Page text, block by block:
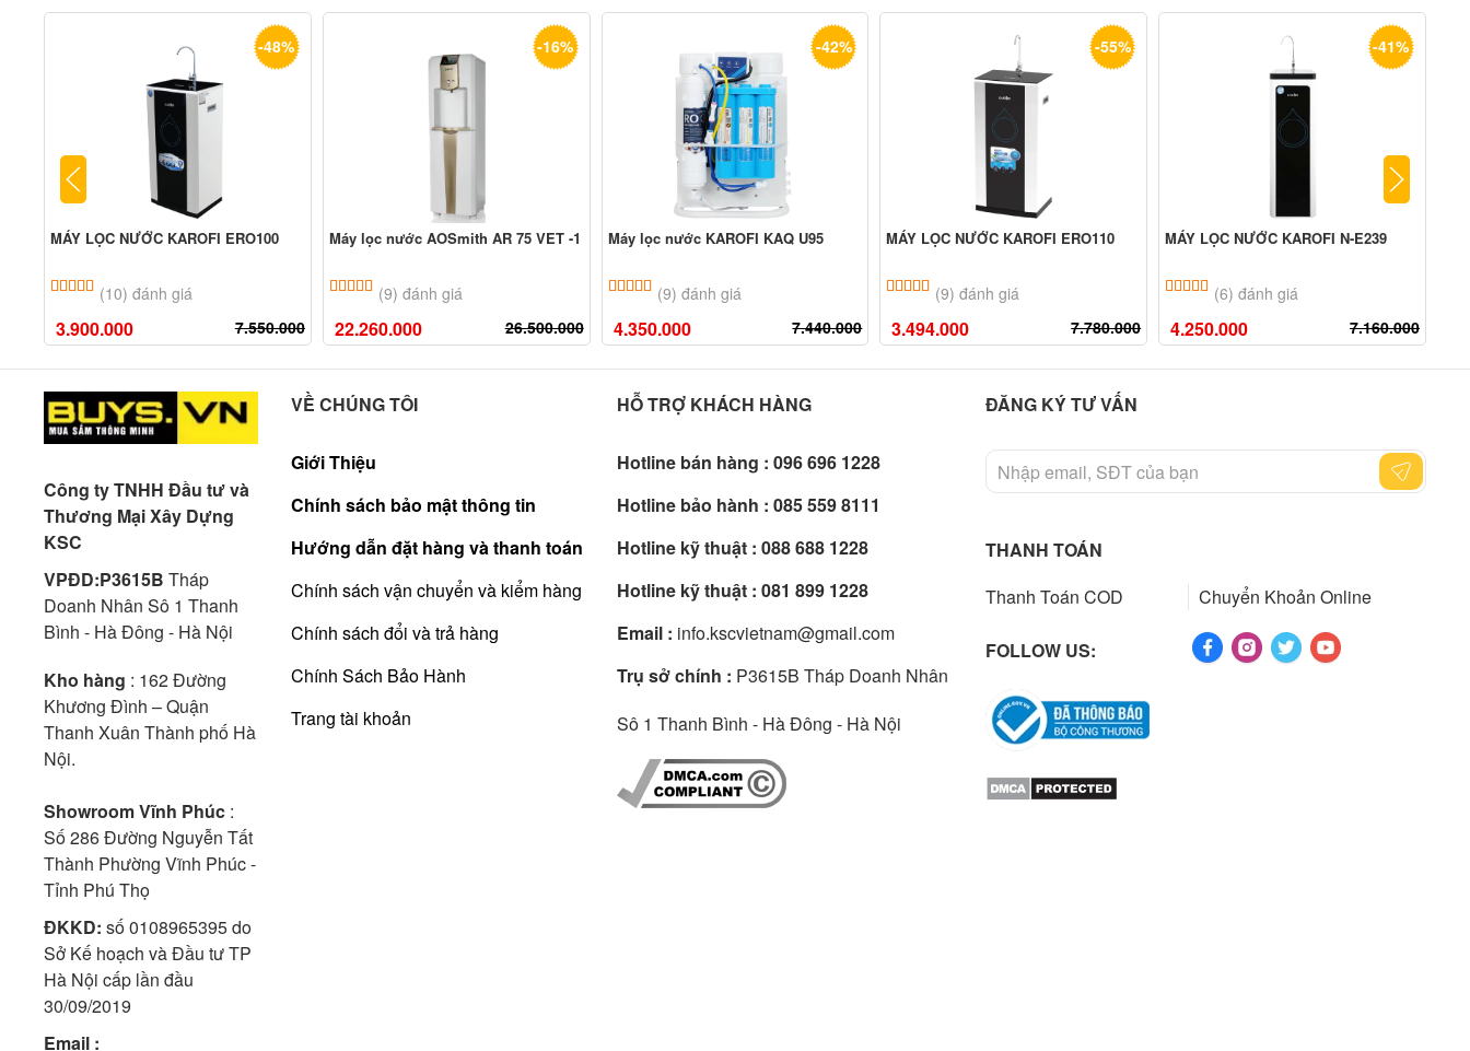
-48%
MÁY LỌC NƯỚC KAROFI ERO100
5.00trên 5 dựa trên
10(10) đánh giá
3.900.000 7.550.000
-16%
Máy lọc nước AOSmith AR 75 VET -1
5.00 trên 5 dựa trên
9 (9) đánh giá
22.260.000 26.500.000
-42%
Máy lọc nước KAROFI KAQ U95
5.00 trên 5 dựa trên
9 (9) đánh giá
4.350.000 7.440.000
-55%
MÁY LỌC NƯỚC KAROFI ERO110
5.00 trên 5 dựa trên
9(9) đánh giá
3.494.000 7.780.000
-41%
MÁY LỌC NƯỚC KAROFI N-E239
5.00 trên 5 dựa trên
6(6) đánh giá
4.250.000 7.160.000
Công ty TNHH Đầu tư và
Thương Mại Xây Dựng
KSC
VPĐD:P3615B Tháp
Doanh Nhân Sô 1 Thanh
Bình - Hà Đông - Hà Nội
Kho hàng : 162 Đường
Khương Đình – Quận
Thanh Xuân Thành phố Hà
Nội.
Showroom Vĩnh Phúc :
Số 286 Đường Nguyễn Tất
Thành Phường Vĩnh Phúc -
Tỉnh Phú Thọ
ĐKKD: số 0108965395 do
Sở Kế hoạch và Đầu tư TP
Hà Nội cấp lần đầu
30/09/2019
Email :
VỀ CHÚNG TÔI
Giới Thiệu
Chính sách bảo mật thông tin
Hướng dẫn đặt hàng và thanh toán
Chính sách vận chuyển và kiểm hàng
Chính sách đổi và trả hàng
Chính Sách Bảo Hành
Trang tài khoản
HỖ TRỢ KHÁCH HÀNG
Hotline bán hàng : 096 696 1228
Hotline bảo hành : 085 559 8111
Hotline kỹ thuật : 088 688 1228
Hotline kỹ thuật : 081 899 1228
Email : info.kscvietnam@gmail.com
Trụ sở chính : P3615B Tháp Doanh Nhân
Sô 1 Thanh Bình - Hà Đông - Hà Nội
ĐĂNG KÝ TƯ VẤN
THANH TOÁN
Thanh Toán COD
Chuyển Khoản Online
FOLLOW US: